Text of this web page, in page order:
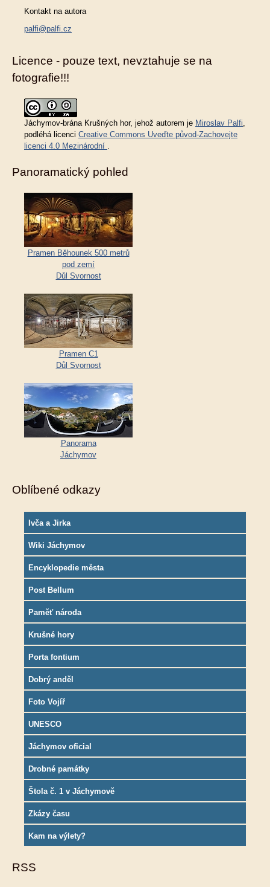
Kontakt na autora
palfi@palfi.cz
Licence - pouze text, nevztahuje se na
fotografie!!!
Jáchymov-brána Krušných hor, jehož autorem je Miroslav Palfi,
podléhá licenci Creative Commons Uveďte původ-Zachovejte
licenci 4.0 Mezinárodní .
Panoramatický pohled
Pramen Běhounek 500 metrů
pod zemí
Důl Svornost
Pramen C1
Důl Svornost
Panorama
Jáchymov
Oblíbené odkazy
Ivča a Jirka
Wiki Jáchymov
Encyklopedie města
Post Bellum
Paměť národa
Krušné hory
Porta fontium
Dobrý anděl
Foto Vojíř
UNESCO
Jáchymov oficial
Drobné památky
Štola č. 1 v Jáchymově
Zkázy času
Kam na výlety?
RSS